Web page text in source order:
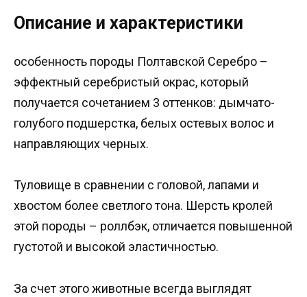
Описание и характеристики
особенность породы Полтавской Серебро –
эффектный серебристый окрас, который
получается сочетанием 3 оттенков: дымчато-
голубого подшерстка, белых остевых волос и
направляющих черных.
Туловище в сравнении с головой, лапами и
хвостом более светлого тона. Шерсть кролей
этой породы – роллбэк, отличается повышенной
густотой и высокой эластичностью.
За счет этого животные всегда выглядят